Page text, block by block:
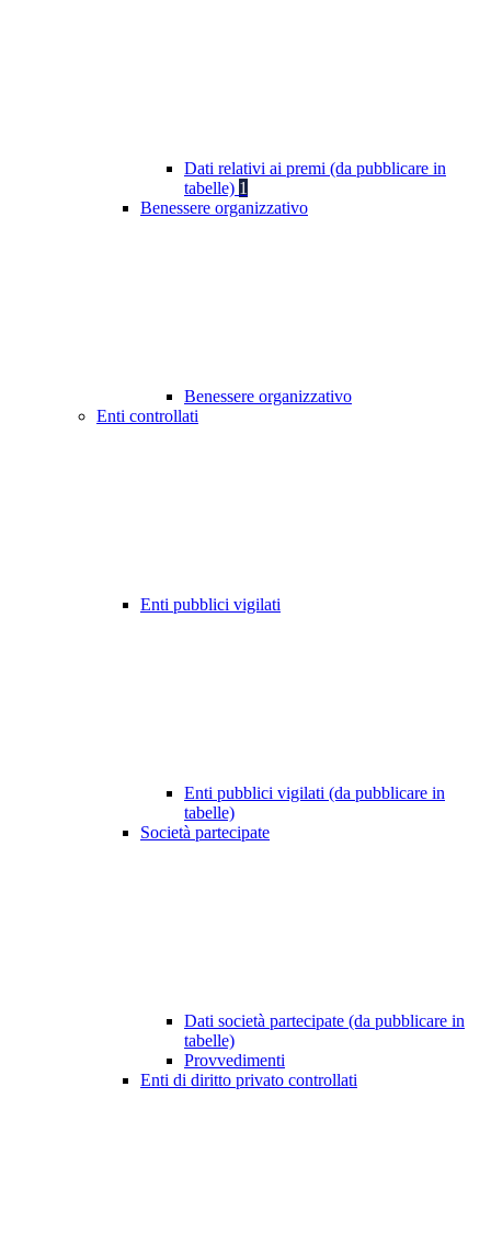
Dati relativi ai premi (da pubblicare in
tabelle) 1
Benessere organizzativo
Benessere organizzativo
Enti controllati
Enti pubblici vigilati
Enti pubblici vigilati (da pubblicare in
tabelle)
Società partecipate
Dati società partecipate (da pubblicare in
tabelle)
Provvedimenti
Enti di diritto privato controllati